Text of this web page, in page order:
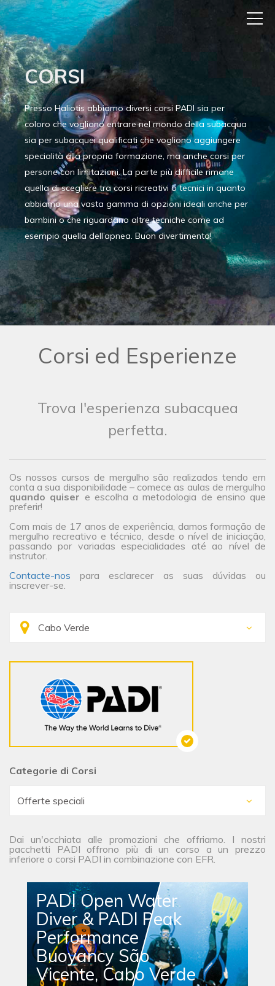
CORSI
Presso Haliotis abbiamo diversi corsi PADI sia per
coloro che vogliono entrare nel mondo della subacqua
sia per subacquei qualificati che vogliono aggiungere
specialità alla propria formazione, ma anche corsi per
persone con limitazioni. La parte più difficile rimane
quella di scegliere tra corsi ricreativi o tecnici in quanto
abbiamo una vasta gamma di opzioni ideali anche per
bambini o che riguardano altre tecniche come ad
esempio quella dell’apnea. Buon divertimento!
Corsi ed Esperienze
Trova l'esperienza subacquea
perfetta.
Os nossos cursos de mergulho são realizados tendo em
conta a sua disponibilidade – comece as aulas de mergulho
quando quiser e escolha a metodologia de ensino que
preferir!
Com mais de 17 anos de experiência, damos formação de
mergulho recreativo e técnico, desde o nível de iniciação,
passando por variadas especialidades até ao nível de
instrutor.
Contacte-nos para esclarecer as suas dúvidas ou
inscrever-se.
Categorie di Corsi
Dai un'occhiata alle promozioni che offriamo. I nostri
pacchetti PADI offrono più di un corso a un prezzo
inferiore o corsi PADI in combinazione con EFR.
PADI Open Water
Diver & PADI Peak
Performance
Buoyancy São
Vicente, Cabo Verde